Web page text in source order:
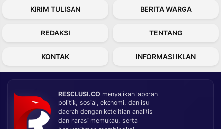
KIRIM TULISAN BERITA WARGA
REDAKSI TENTANG
KONTAK INFORMASI IKLAN
RESOLUSI.CO menyajikan laporan
politik, sosial, ekonomi, dan isu
daerah dengan ketelitian analitis
dan narasi memukau, serta